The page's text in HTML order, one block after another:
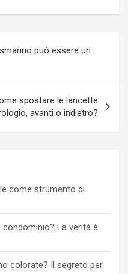
può essere un
spostare le lancette
avanti o indietro?
come strumento di
La verità è
colorate? Il segreto per